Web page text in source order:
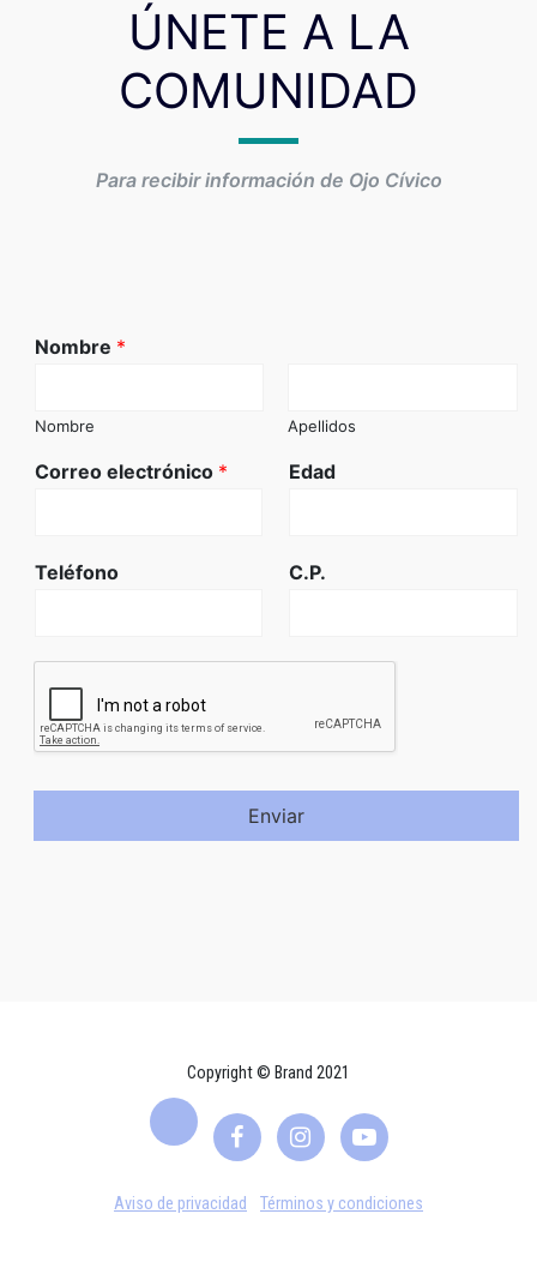
ÚNETE A LA
COMUNIDAD
Para recibir información de Ojo Cívico
Nombre *
Nombre Apellidos
Correo electrónico * Edad
Teléfono C.P.
Enviar
Copyright © Brand 2021
Aviso de privacidad Términos y condiciones